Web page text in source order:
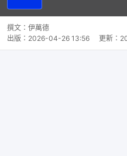
撰文： 伊萬德
出版： 2026-04-26 13:56 更新：